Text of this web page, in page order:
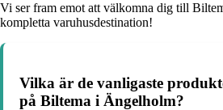
Vi ser fram emot att välkomna dig till
kompletta varuhusdestination!
Vilka är de vanligaste
på Biltema i Ängelholm?